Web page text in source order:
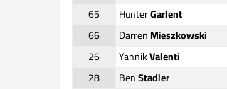
65
HunterGarlent
66
DarrenMieszkowski
26
YannikValenti
28
BenStadler